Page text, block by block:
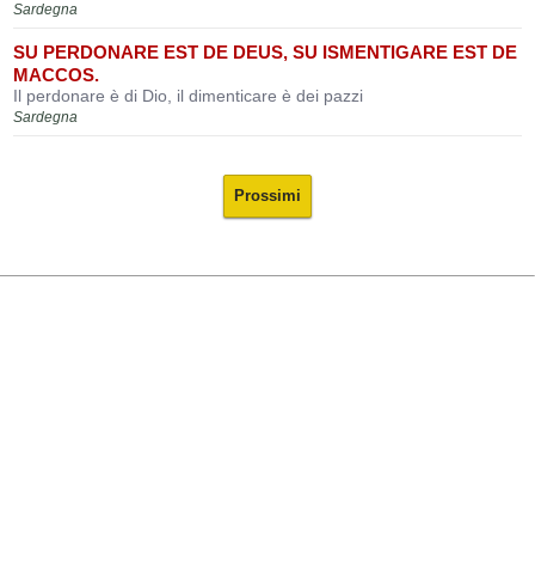
Sardegna
SU PERDONARE EST DE DEUS, SU ISMENTIGARE EST DE
MACCOS.
Il perdonare è di Dio, il dimenticare è dei pazzi
Sardegna
Prossimi